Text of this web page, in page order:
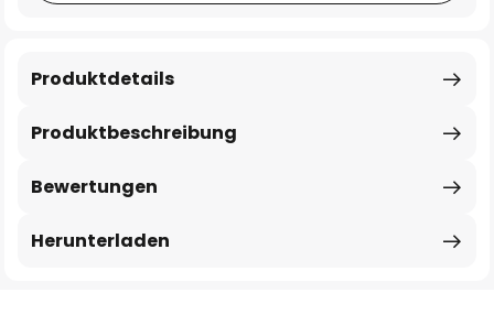
Produktbeschreibung
Produktdetails
Bewertungen
Herunterladen